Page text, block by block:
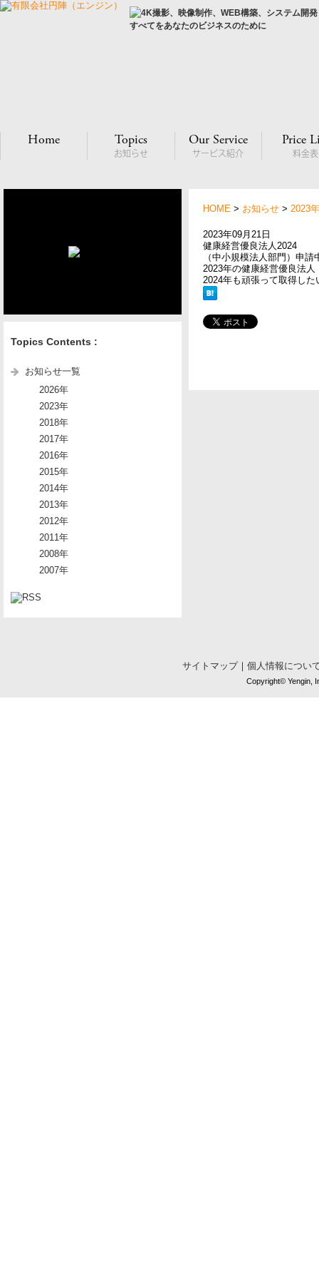
すべてをあなたのビジネスのために
Home Topics
お知らせ
Our Service
サービス紹介
Price
料金表
Topics Contents :
お知らせ一覧
2026年
2023年
2018年
2017年
2016年
2015年
2014年
2013年
2012年
2011年
2008年
2007年
HOME > お知らせ > 2023年
2023年09月21日
健康経営優良法人2024
（中小規模法人部門）申請
2023年の健康経営優良法
2024年も頑張って取得した
サイトマップ｜ 個人情報につい
Copyright© Yengin,